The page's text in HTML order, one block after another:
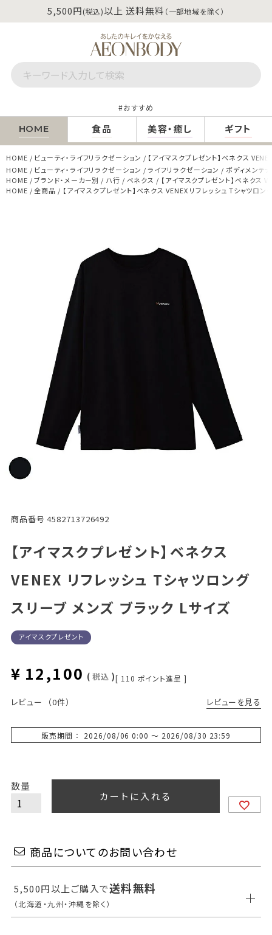
5,500円(税込)以上 送料無料 （一部地域を除く）
おすすめ
HOME 食品 美容・癒し ギフト
HOME ビューティ・ライフリラクゼーション
【アイマスクプレゼント】ベネクス
HOME
ビューティ・ライフリラクゼーション ライフリラクゼーション
ボディメンテ
HOME
ブランド・メーカー別 ハ行 ベネクス
【アイマスクプレゼント】ベネクス
HOME
全商品 【アイマスクプレゼント】ベネクス VENEX リフレッシュ Tシャツロ
商品番号 4582713726492
【アイマスクプレゼント】ベネクス
VENEX リフレッシュ Tシャツロング
スリーブ メンズ ブラック Lサイズ
アイマスクプレゼント
¥ 12,100 税込 [ 110 ポイント進呈 ]
レビュー （0件） レビューを見る
販売期間 2026/08/06 0:00 〜 2026/08/30 23:59
カートに入れる
商品についてのお問い合わせ
5,500円以上ご購入で送料無料
（北海道・九州・沖縄を除く）